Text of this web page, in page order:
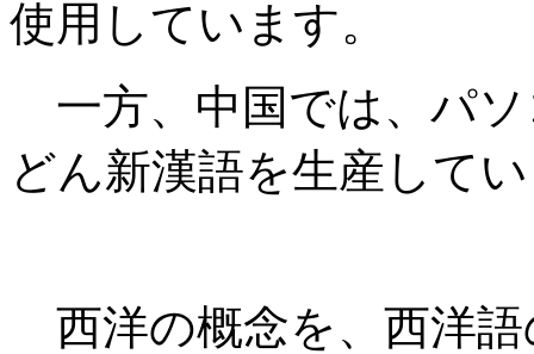
使用しています。
一方、中国では、パ
どん新漢語を生産して
西洋の概念を、西洋